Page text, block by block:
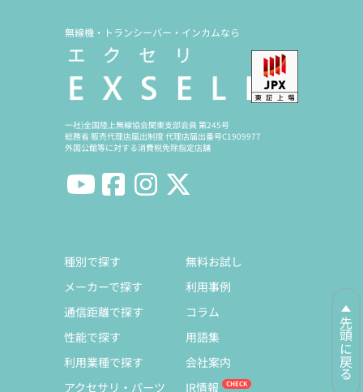
先頭に戻る
無線機・トランシーバー・インカムなら
一社)全国陸上無線協会関東支部会員 第245号
総務省 販売代理店届出制度 代理店届出番号C1909977
外国公館等に対する消費税免除指定店舗
種別で探す
メーカーで探す
通信距離で探す
性能で探す
利用業種で探す
アクセサリ・パーツ
無料お試し
利用事例
コラム
用語集
会社案内
IR情報